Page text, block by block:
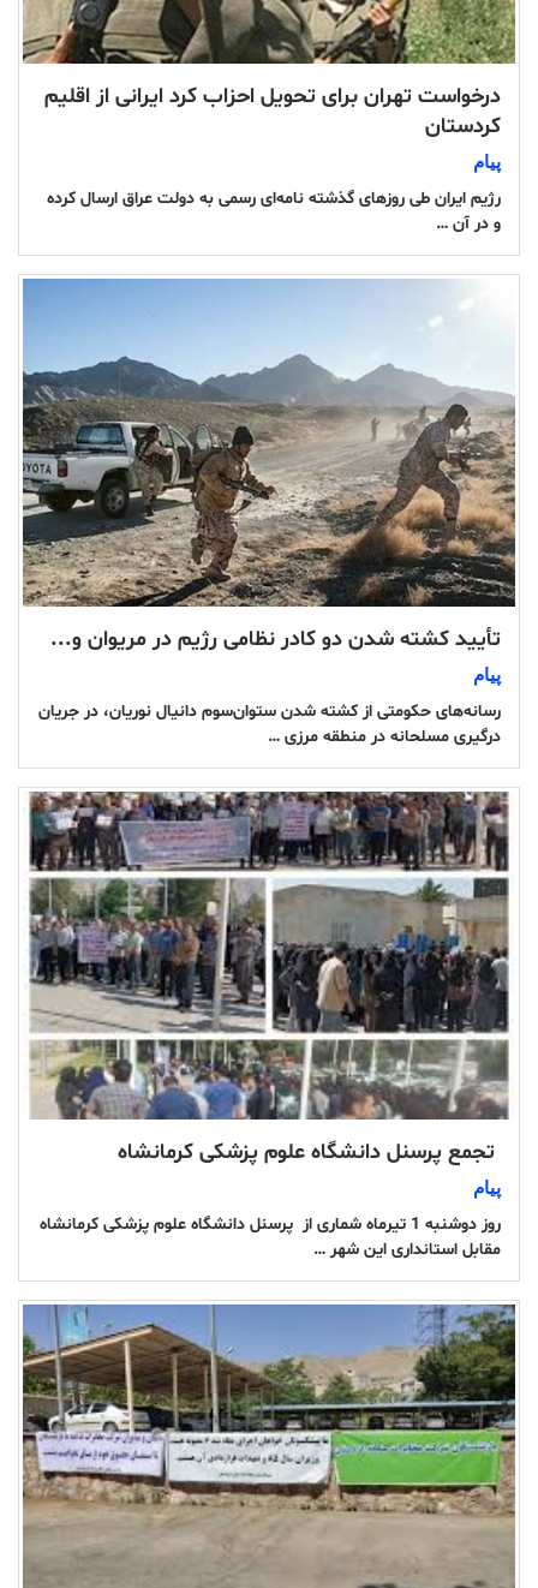
درخواست تهران برای تحویل احزاب کرد ایرانی از اقلیم
کردستان
پیام
رژیم ایران طی روزهای گذشته نامه‌ای رسمی به دولت عراق ارسال کرده
و در آن …
تأیید کشته شدن دو کادر نظامی رژیم در مریوان و...
پیام
رسانه‌های حکومتی از کشته شدن ستوان‌سوم دانیال نوریان، در جریان
درگیری مسلحانه در منطقه مرزی …
‌ تجمع پرسنل دانشگاه علوم پزشکی کرمانشاه
پیام
روز دوشنبه 1 تیرماه شماری از پرسنل دانشگاه علوم پزشکی کرمانشاه
مقابل استانداری این شهر …